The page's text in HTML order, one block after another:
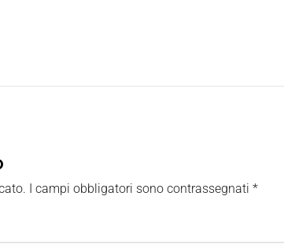
I campi obbligatori sono contrassegnati*